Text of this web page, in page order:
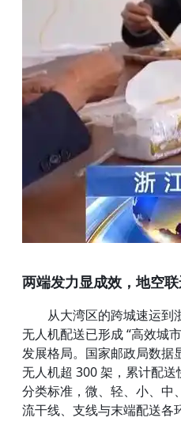
两端发力显成效，地空
从大湾区的跨城速运到
无人机配送已形成 “高效城
发展格局。国家邮政局数据
无人机超 300 架，累计配
分类标准，微、轻、小、中
流干线、支线与末端配送各